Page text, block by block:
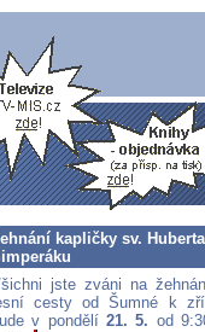
kapličky sv.
jste zváni na
cesty od Šumné k
v pondělí 21. 5. od